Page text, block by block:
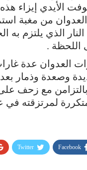
الأيدي إيزاء هذه
من مغبة
الذي يلتزم به
اللحظة .
العدوان عدة
وصعدة وذمار بعد
بالتزامن مع زحف
لمرتزقته في
Facebook
Twitter